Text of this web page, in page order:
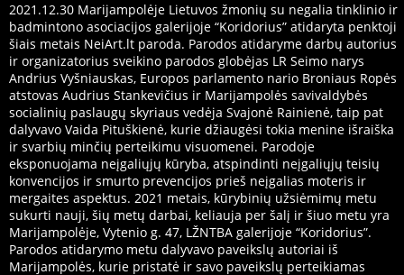
2021.12.30 Marijampolėje Lietuvos žmonių su negalia tinklinio ir
badmintono asociacijos galerijoje “Koridorius” atidaryta penktoji
šiais metais NeiArt.lt paroda. Parodos atidaryme darbų autorius
ir organizatorius sveikino parodos globėjas LR Seimo narys
Andrius Vyšniauskas, Europos parlamento nario Broniaus Ropės
atstovas Audrius Stankevičius ir Marijampolės savivaldybės
socialinių paslaugų skyriaus vedėja Svajonė Rainienė, taip pat
dalyvavo Vaida Pituškienė, kurie džiaugėsi tokia menine išraiška
ir svarbių minčių perteikimu visuomenei. Parodoje
eksponuojama neįgaliųjų kūryba, atspindinti neįgaliųjų teisių
konvencijos ir smurto prevencijos prieš neįgalias moteris ir
mergaites aspektus. 2021 metais, kūrybinių užsiėmimų metu
sukurti nauji, šių metų darbai, keliauja per šalį ir šiuo metu yra
Marijampolėje, Vytenio g. 47, LŽNTBA galerijoje “Koridorius”.
Parodos atidarymo metu dalyvavo paveikslų autoriai iš
Marijampolės, kurie pristatė ir savo paveikslų perteikiamas